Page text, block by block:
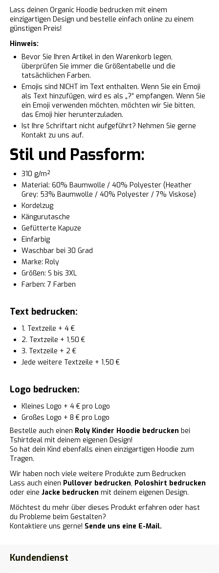
Lass deinen Organic Hoodie bedrucken mit einem
einzigartigen Design und bestelle einfach online zu einem
günstigen Preis!
Hinweis:
Bevor Sie Ihren Artikel in den Warenkorb legen,
überprüfen Sie immer die Größentabelle und die
tatsächlichen Farben.
Emojis sind NICHT im Text enthalten. Wenn Sie ein Emoji
als Text hinzufügen, wird es als „?“ empfangen. Wenn Sie
ein Emoji verwenden möchten, möchten wir Sie bitten,
das Emoji hier herunterzuladen.
Ist Ihre Schriftart nicht aufgeführt? Nehmen Sie gerne
Kontakt zu uns auf.
Stil und Passform:
310 g/m²
Material: 60% Baumwolle / 40% Polyester (Heather
Grey: 53% Baumwolle / 40% Polyester / 7% Viskose)
Kordelzug
Kängurutasche
Gefütterte Kapuze
Einfarbig
Waschbar bei 30 Grad
Marke: Roly
Größen: S bis 3XL
Farben: 7 Farben
Text bedrucken:
1. Textzeile + 4 €
2. Textzeile + 1,50 €
3. Textzeile + 2 €
Jede weitere Textzeile + 1,50 €
Logo bedrucken:
Kleines Logo + 4 € pro Logo
Großes Logo + 8 € pro Logo
Bestelle auch einen Roly Kinder Hoodie bedrucken bei
Tshirtdeal mit deinem eigenen Design!
So hat dein Kind ebenfalls einen einzigartigen Hoodie zum
Tragen.
Wir haben noch viele weitere Produkte zum Bedrucken
Lass auch einen Pullover bedrucken, Poloshirt bedrucken
oder eine Jacke bedrucken mit deinem eigenen Design.
Möchtest du mehr über dieses Produkt erfahren oder hast
du Probleme beim Gestalten?
Kontaktiere uns gerne! Sende uns eine E-Mail.
Kundendienst